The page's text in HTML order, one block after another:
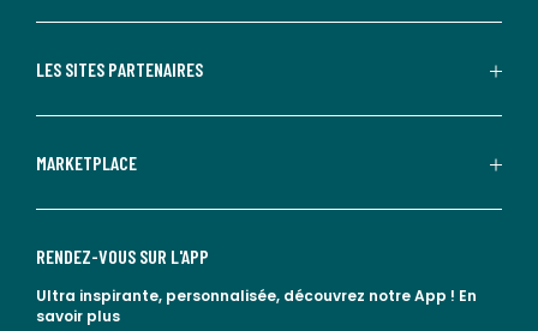
LES SITES PARTENAIRES
MARKETPLACE
RENDEZ-VOUS SUR L'APP
Ultra inspirante, personnalisée, découvrez notre App ! En
savoir plus